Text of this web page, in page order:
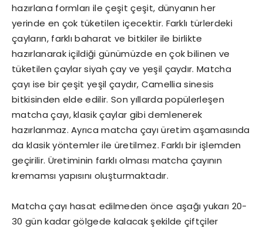
hazırlana formları ile çeşit çeşit, dünyanın her
yerinde en çok tüketilen içecektir. Farklı türlerdeki
çayların, farklı baharat ve bitkiler ile birlikte
hazırlanarak içildiği günümüzde en çok bilinen ve
tüketilen çaylar siyah çay ve yeşil çaydır. Matcha
çayı ise bir çeşit yeşil çaydır, Camellia sinesis
bitkisinden elde edilir. Son yıllarda popülerleşen
matcha çayı, klasik çaylar gibi demlenerek
hazırlanmaz. Ayrıca matcha çayı üretim aşamasında
da klasik yöntemler ile üretilmez. Farklı bir işlemden
geçirilir. Üretiminin farklı olması matcha çayının
kremamsı yapısını oluşturmaktadır.
Matcha çayı hasat edilmeden önce aşağı yukarı 20-
30 gün kadar gölgede kalacak şekilde çiftçiler